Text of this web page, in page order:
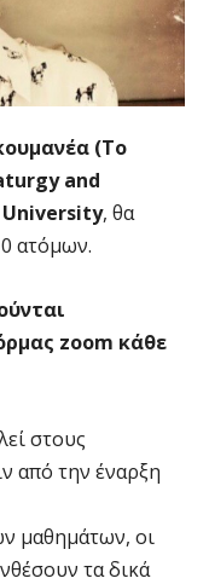
(Το
and
, θα
ατόμων.
zoom κάθε
στους
από την έναρξη
μαθημάτων, οι
τα δικά